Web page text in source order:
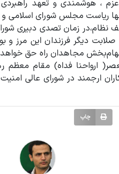
، هوشمندی و تعهد
ریاست مجلس شورای اسلامی
نظام،در زمان تصدی دبیری
صلابت دیگر فرزندان این مرز
مجاهدان راه حق
ارواحنا فداه) مقام
ارجمند در شورای عالی
چاپ